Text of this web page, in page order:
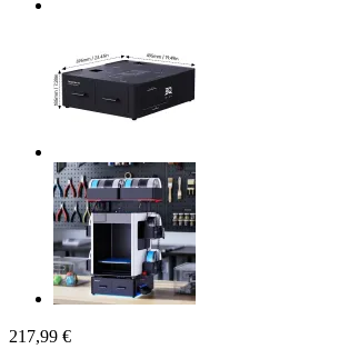
217,99 €